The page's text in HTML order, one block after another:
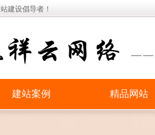
建设倡导者！
建站案例 精品网站